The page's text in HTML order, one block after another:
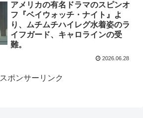
アメリカの有名ドラマのスピンオ
フ『ベイウォッチ・ナイト』よ
り、ムチムチハイレグ水着姿のラ
イフガード、キャロラインの受
難。
2026.06.28
スポンサーリンク